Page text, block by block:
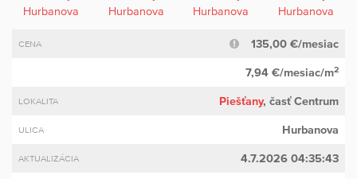
CENA 135,00 €/mesiac
7,94 €/mesiac/m2
LOKALITA Piešťany, časť Centrum
ULICA Hurbanova
AKTUALIZÁCIA 4.7.2026 04:35:43